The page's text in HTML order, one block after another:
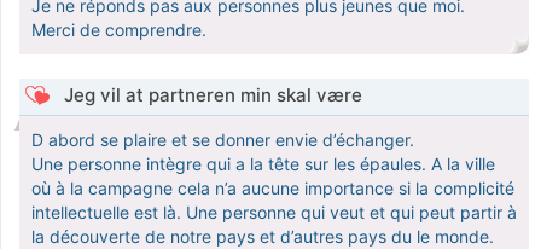
Je ne réponds pas aux personnes plus jeunes que moi.
Merci de comprendre.
Jeg vil at partneren min skal være
D abord se plaire et se donner envie d’échanger.
Une personne intègre qui a la tête sur les épaules. A la ville
où à la campagne cela n’a aucune importance si la complicité
intellectuelle est là. Une personne qui veut et qui peut partir à
la découverte de notre pays et d’autres pays du le monde.